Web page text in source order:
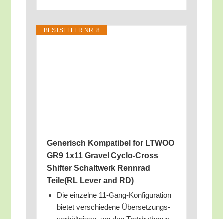
BEST­SEL­LER NR. 8
Gene­risch Kom­pa­ti­bel for LTWOO
GR9 1x11 Gra­vel Cyclo-Cross
Shif­ter Schalt­werk Renn­rad
Teile(RL Lever and RD)
Die ein­zel­ne 11-Gang-Kon­fi­gu­ra­ti­on
bie­tet ver­schie­de­ne Über­set­zungs­